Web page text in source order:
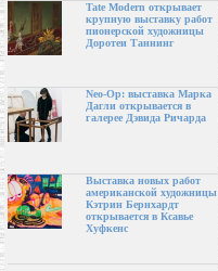
Tate Modern открывает
крупную выставку работ
пионерской художницы
Доротеи Таннинг
Neo-Op: выставка Марка
Дагли открывается в
галерее Дэвида Ричарда
Выставка новых работ
американской художницы
Кэтрин Бернхардт
открывается в Ксавье
Хуфкенс